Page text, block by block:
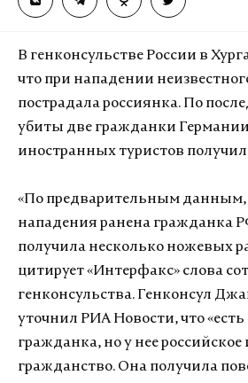
В генконсульстве России в
что при нападении
пострадала россиянка. По
убиты две гражданки
иностранных туристов
«По предварительным данным,
нападения ранена гражданка
получила несколько ножевых
цитирует «Интерфакс» слова
генконсульства. Генконсул
уточнил РИА Новости, что
гражданка, но у нее российское
гражданство. Она получила